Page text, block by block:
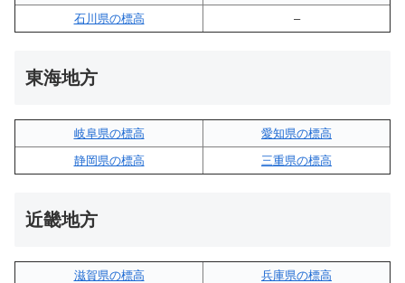
石川県の標高 –
東海地方
岐阜県の標高
愛知県の標高
静岡県の標高
三重県の標高
近畿地方
滋賀県の標高
兵庫県の標高